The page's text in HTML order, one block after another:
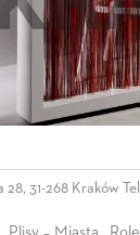
31-268 Kraków